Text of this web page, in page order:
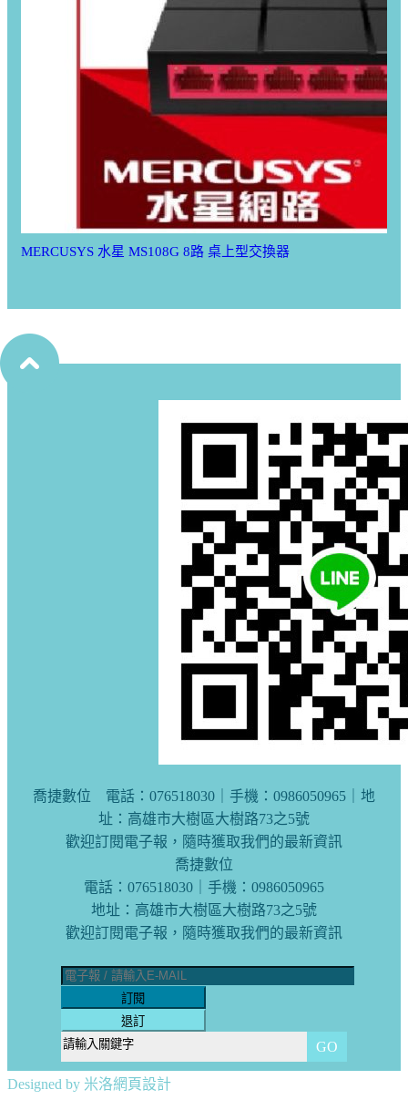
MERCUSYS 水星 MS108G 8路 桌上型交換器
喬捷數位 電話：076518030｜手機：0986050965｜地
址：高雄市大樹區大樹路73之5號
歡迎訂閱電子報，隨時獲取我們的最新資訊
喬捷數位
電話：076518030｜手機：0986050965
地址：高雄市大樹區大樹路73之5號
歡迎訂閱電子報，隨時獲取我們的最新資訊
訂閱
退訂
GO
Designed by 米洛網頁設計